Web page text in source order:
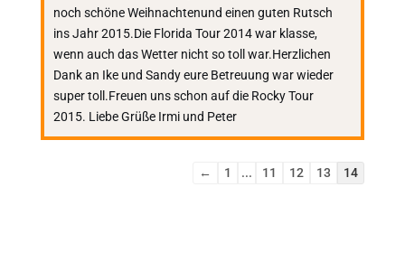
noch schöne Weihnachtenund einen guten Rutsch
ins Jahr 2015.Die Florida Tour 2014 war klasse,
wenn auch das Wetter nicht so toll war.Herzlichen
Dank an Ike und Sandy eure Betreuung war wieder
super toll.Freuen uns schon auf die Rocky Tour
2015. Liebe Grüße Irmi und Peter
Navigation
← 1 ... 11 12 13 14